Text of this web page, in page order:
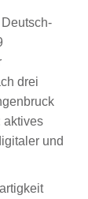
drei
aktives
und